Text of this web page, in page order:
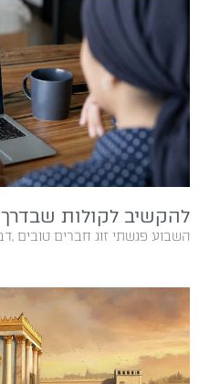
להקשיב לקולות שבדרך
השבוע‭ ‬פגשתי‭ ‬זוג‭ ‬חברים‭ ‬טובים‭, ‬דביר‭ ‬ואיריס‭ ‬גרנות‭. ‬איריס‭, ‬מרצה‭